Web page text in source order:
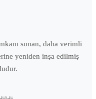
sunan, daha verimli
yeniden inşa edilmiş